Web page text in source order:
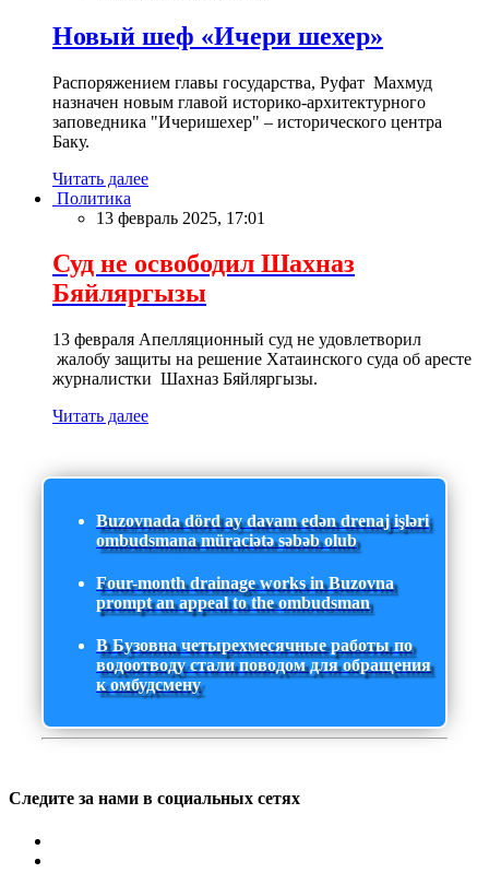
Новый шеф «Ичери шехер»
Распоряжением главы государства, Руфат Махмуд
назначен новым главой историко-архитектурного
заповедника "Ичеришехер" – исторического центра
Баку.
Читать далее
Политика
13 февраль 2025, 17:01
Суд не освободил Шахназ
Бяйляргызы
13 февраля Апелляционный суд не удовлетворил
жалобу защиты на решение Хатаинского суда об аресте
журналистки Шахназ Бяйляргызы.
Читать далее
Buzovnada dörd ay davam edən drenaj işləri
ombudsmana müraciətə səbəb olub
Four-month drainage works in Buzovna
prompt an appeal to the ombudsman
В Бузовна четырехмесячные работы по
водоотводу стали поводом для обращения
к омбудсмену
Следите за нами в социальных сетях